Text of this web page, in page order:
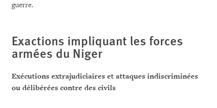
guerre.
Exactions impliquant les forces
armées du Niger
Exécutions extrajudiciaires et attaques indiscriminées
ou délibérées contre des civils